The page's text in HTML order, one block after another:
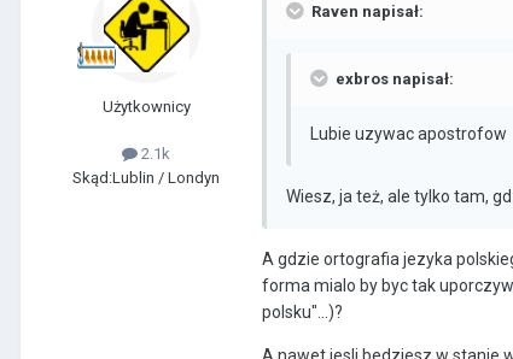
Użytkownicy
2.1k
Skąd:Lublin / Londyn
Raven napisał:
exbros napisał:
Lubie uzywac apostrofow
Wiesz, ja też, ale tylko tam,
A gdzie ortografia jezyka
forma mialo by byc tak
polsku"...)?